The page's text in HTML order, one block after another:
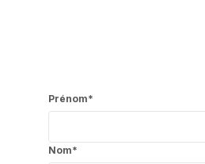
Prénom*
Nom*